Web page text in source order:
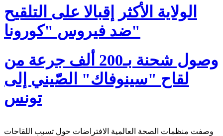
الولاية الأكثر إقبالا على التلقيح
ضد فيروس "كورونا"
وصول شحنة بـ200 ألف جرعة من
لقاح "سينوفاك" الصّيني إلى
تونس
وصفت منظمات الصحة العالمية الافتراضات حول تسبب اللقاحات